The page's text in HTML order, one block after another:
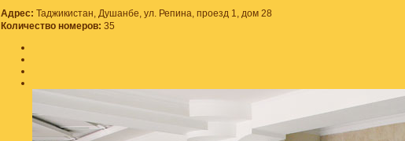
Адрес: Таджикистан, Душанбе, ул. Репина, проезд 1, дом 28
Количество номеров: 35